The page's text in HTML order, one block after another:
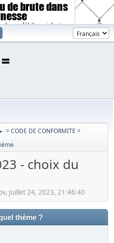
de brute dans
débiles, violents.
► = CODE DE CONFORMITE =
- choix du
Juillet 24, 2023, 21:46:40
thème ?